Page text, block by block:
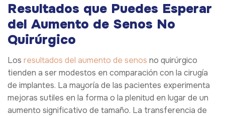
Resultados que Puedes Esperar
del Aumento de Senos No
Quirúrgico
Los resultados del aumento de senos no quirúrgico
tienden a ser modestos en comparación con la cirugía
de implantes. La mayoría de las pacientes experimenta
mejoras sutiles en la forma o la plenitud en lugar de un
aumento significativo de tamaño. La transferencia de